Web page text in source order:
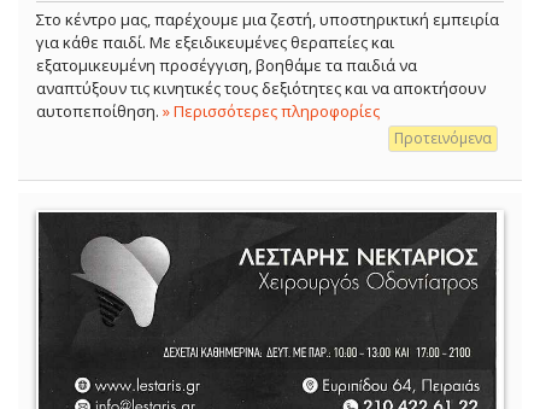
Στο κέντρο μας, παρέχουμε μια ζεστή, υποστηρικτική εμπειρία
για κάθε παιδί. Με εξειδικευμένες θεραπείες και
εξατομικευμένη προσέγγιση, βοηθάμε τα παιδιά να
αναπτύξουν τις κινητικές τους δεξιότητες και να αποκτήσουν
αυτοπεποίθηση. » Περισσότερες πληροφορίες
Προτεινόμενα